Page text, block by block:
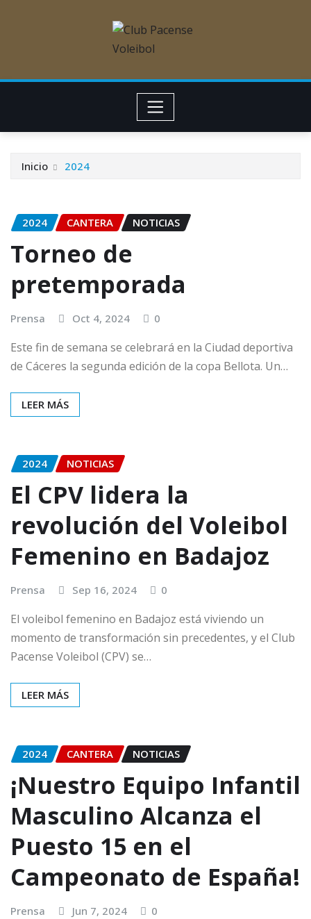
Inicio 2024
2024 CANTERA NOTICIAS
Torneo de
pretemporada
Prensa Oct 4, 2024 0
Este fin de semana se celebrará en la Ciudad deportiva
de Cáceres la segunda edición de la copa Bellota. Un…
LEER MÁS
2024 NOTICIAS
El CPV lidera la
revolución del Voleibol
Femenino en Badajoz
Prensa Sep 16, 2024 0
El voleibol femenino en Badajoz está viviendo un
momento de transformación sin precedentes, y el Club
Pacense Voleibol (CPV) se…
LEER MÁS
2024 CANTERA NOTICIAS
¡Nuestro Equipo Infantil
Masculino Alcanza el
Puesto 15 en el
Campeonato de España!
Prensa Jun 7, 2024 0